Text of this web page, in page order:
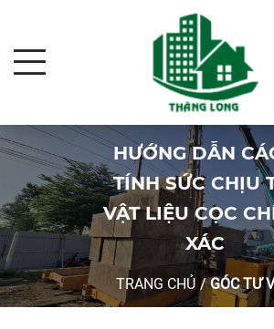
HƯỚNG DẪN
TÍNH SỨC CHỊU
VẬT LIỆU CỌC
XÁC
TRANG CHỦ /GÓC TƯ